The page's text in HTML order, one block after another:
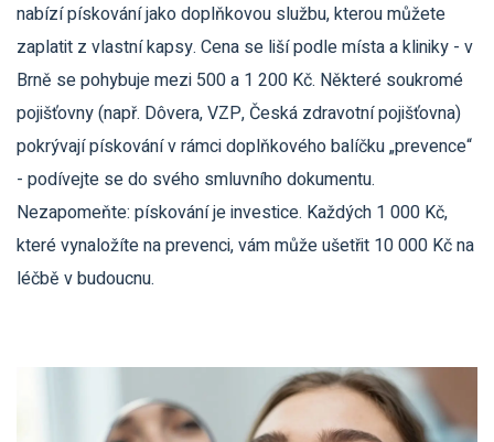
nabízí pískování jako doplňkovou službu, kterou můžete
zaplatit z vlastní kapsy. Cena se liší podle místa a kliniky - v
Brně se pohybuje mezi 500 a 1 200 Kč. Některé soukromé
pojišťovny (např. Dôvera, VZP, Česká zdravotní pojišťovna)
pokrývají pískování v rámci doplňkového balíčku „prevence“
- podívejte se do svého smluvního dokumentu.
Nezapomeňte: pískování je investice. Každých 1 000 Kč,
které vynaložíte na prevenci, vám může ušetřit 10 000 Kč na
léčbě v budoucnu.